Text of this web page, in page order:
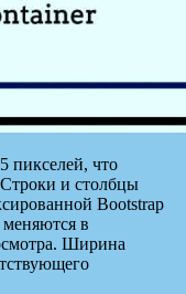
пикселей, что
и столбцы
Bootstrap
в
Ширина